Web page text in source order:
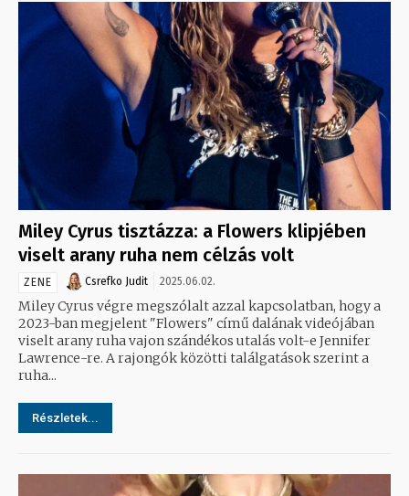
Miley Cyrus tisztázza: a Flowers klipjében
viselt arany ruha nem célzás volt
ZENE Csrefko Judit 2025.06.02.
Miley Cyrus végre megszólalt azzal kapcsolatban, hogy a
2023-ban megjelent "Flowers" című dalának videójában
viselt arany ruha vajon szándékos utalás volt-e Jennifer
Lawrence-re. A rajongók közötti találgatások szerint a
ruha...
Részletek...